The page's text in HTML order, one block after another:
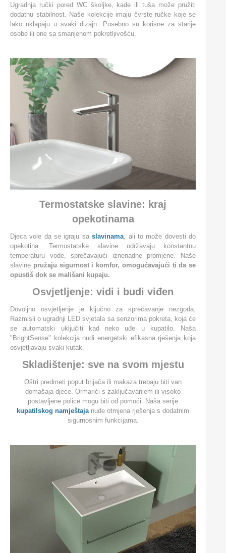
Ugradnja ručki pored WC školjke, kade ili tuša može pružiti
dodatnu stabilnost. Naše kolekcije imaju čvrste ručke koje se
lako uklapaju u svaki dizajn. Posebno su korisne za starije
osobe ili one sa smanjenom pokretljivošću.
Termostatske slavine: kraj
opekotinama
Djeca vole da se igraju saslavinama , ali to može dovesti do
opekotina. Termostatske slavine održavaju konstantnu
temperaturu vode, sprečavajući iznenadne promjene. Naše
slavine pružaju sigurnost i komfor, omogućavajući ti da se
opustiš dok se mališani kupaju.
Osvjetljenje: vidi i budi viđen
Dovoljno osvjetljenje je ključno za sprečavanje nezgoda.
Razmisli o ugradnji LED svjetala sa senzorima pokreta, koja će
se automatski uključiti kad neko uđe u kupatilo. Naša
"BrightSense" kolekcija nudi energetski efikasna rješenja koja
osvjetljavaju svaki kutak.
Skladištenje: sve na svom mjestu
Oštri predmeti poput brijača ili makaza trebaju biti van
domašaja djece. Ormarići s zaključavanjem ili visoko
postavljene police mogu biti od pomoći. Naša serije
kupatilskog namještaja nude otmjena rješenja s dodatnim
sigurnosnim funkcijama.